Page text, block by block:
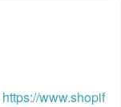
https://www.shopif